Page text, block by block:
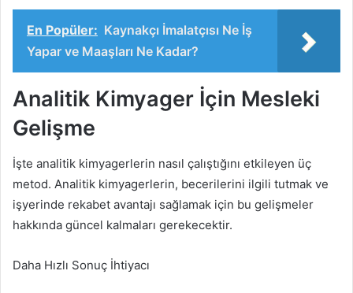
En Popüler: Kaynakçı İmalatçısı Ne İş
Yapar ve Maaşları Ne Kadar?
Analitik Kimyager İçin Mesleki
Gelişme
İşte analitik kimyagerlerin nasıl çalıştığını etkileyen üç
metod. Analitik kimyagerlerin, becerilerini ilgili tutmak ve
işyerinde rekabet avantajı sağlamak için bu gelişmeler
hakkında güncel kalmaları gerekecektir.
Daha Hızlı Sonuç İhtiyacı